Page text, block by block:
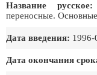
Название русское:
переносные.
Дата введения: 1996-
Дата окончания